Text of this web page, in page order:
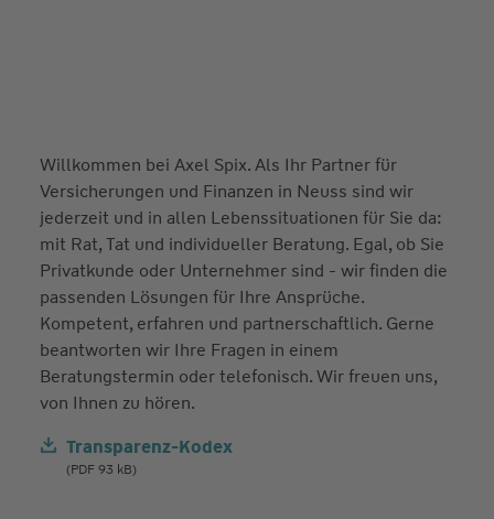
Willkommen bei Axel Spix. Als Ihr Partner für
Versicherungen und Finanzen in Neuss sind wir
jederzeit und in allen Lebenssituationen für Sie da:
mit Rat, Tat und individueller Beratung. Egal, ob Sie
Privatkunde oder Unternehmer sind - wir finden die
passenden Lösungen für Ihre Ansprüche.
Kompetent, erfahren und partnerschaftlich. Gerne
beantworten wir Ihre Fragen in einem
Beratungstermin oder telefonisch. Wir freuen uns,
von Ihnen zu hören.
Transparenz-Kodex
(PDF 93 kB)